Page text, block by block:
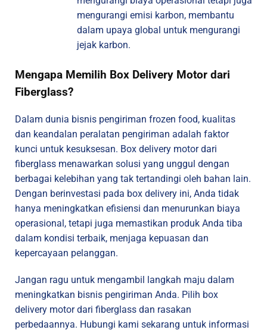
mengurangi emisi karbon, membantu
dalam upaya global untuk mengurangi
jejak karbon.
Mengapa Memilih Box Delivery Motor dari
Fiberglass?
Dalam dunia bisnis pengiriman frozen food, kualitas
dan keandalan peralatan pengiriman adalah faktor
kunci untuk kesuksesan. Box delivery motor dari
fiberglass menawarkan solusi yang unggul dengan
berbagai kelebihan yang tak tertandingi oleh bahan lain.
Dengan berinvestasi pada box delivery ini, Anda tidak
hanya meningkatkan efisiensi dan menurunkan biaya
operasional, tetapi juga memastikan produk Anda tiba
dalam kondisi terbaik, menjaga kepuasan dan
kepercayaan pelanggan.
Jangan ragu untuk mengambil langkah maju dalam
meningkatkan bisnis pengiriman Anda. Pilih box
delivery motor dari fiberglass dan rasakan
perbedaannya. Hubungi kami sekarang untuk informasi